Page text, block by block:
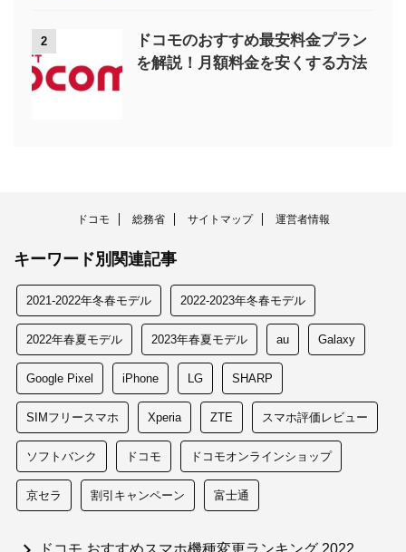
2
ドコモのおすすめ最安料金プラン
を解説！月額料金を安くする方法
ドコモ 総務省 サイトマップ 運営者情報
キーワード別関連記事
2021-2022年冬春モデル 2022-2023年冬春モデル
2022年春夏モデル 2023年春夏モデル au Galaxy
Google Pixel iPhone LG SHARP
SIMフリースマホ Xperia ZTE スマホ評価レビュー
ソフトバンク ドコモ ドコモオンラインショップ
京セラ 割引キャンペーン 富士通
ドコモ おすすめスマホ機種変更ランキング 2022